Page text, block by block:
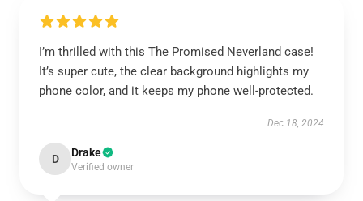
I’m thrilled with this The Promised Neverland case!
It’s super cute, the clear background highlights my
phone color, and it keeps my phone well-protected.
Dec 18, 2024
D Drake
Verified owner